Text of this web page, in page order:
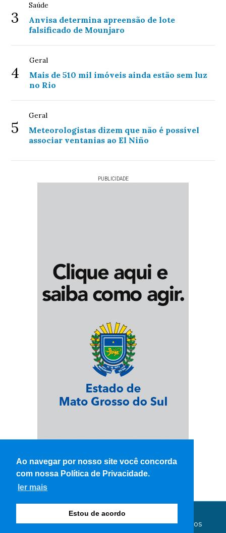
Ao navegar por nosso site você concorda
com nossa Política de Privacidade.
ler mais
Estou de acordo
3
Saúde
Anvisa determina apreensão de lote
falsificado de Mounjaro
4
Geral
Mais de 510 mil imóveis ainda estão sem luz
no Rio
5
Geral
Meteorologistas dizem que não é possível
associar ventanias ao El Niño
PUBLICIDADE
© Copyright 2026 - WK Notícias - Todos os direitos